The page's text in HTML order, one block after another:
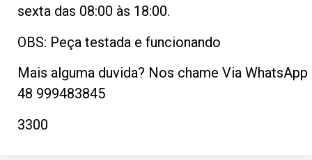
sexta das 08:00 às 18:00.
OBS: Peça testada e funcionando
Mais alguma duvida? Nos chame Via WhatsApp
48 999483845
3300